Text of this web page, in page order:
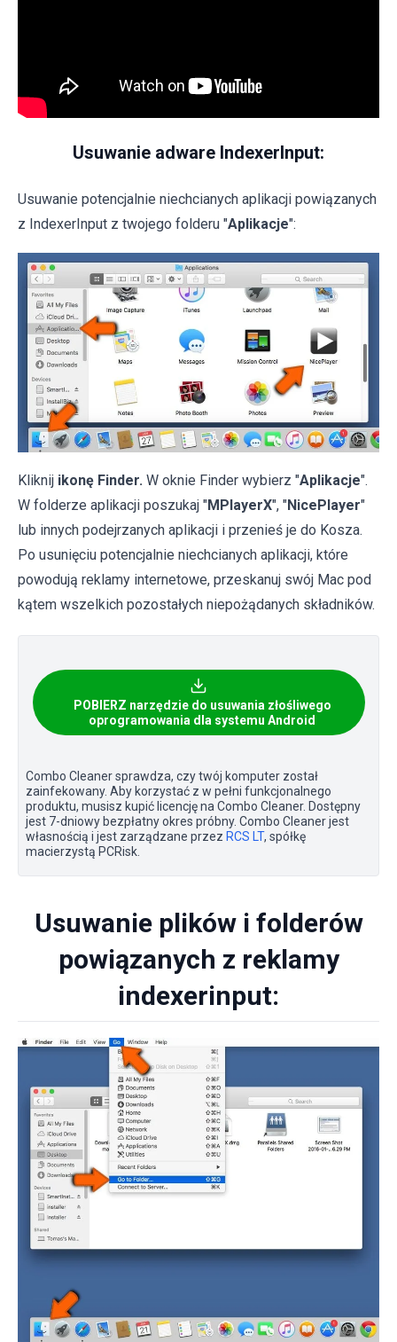
Usuwanie adware IndexerInput:
Usuwanie potencjalnie niechcianych aplikacji powiązanych
z IndexerInput z twojego folderu "Aplikacje":
Kliknij ikonę Finder. W oknie Finder wybierz "Aplikacje".
W folderze aplikacji poszukaj "MPlayerX", "NicePlayer"
lub innych podejrzanych aplikacji i przenieś je do Kosza.
Po usunięciu potencjalnie niechcianych aplikacji, które
powodują reklamy internetowe, przeskanuj swój Mac pod
kątem wszelkich pozostałych niepożądanych składników.
POBIERZ narzędzie do usuwania złośliwego
oprogramowania dla systemu Android
Combo Cleaner sprawdza, czy twój komputer został
zainfekowany. Aby korzystać z w pełni funkcjonalnego
produktu, musisz kupić licencję na Combo Cleaner. Dostępny
jest 7-dniowy bezpłatny okres próbny. Combo Cleaner jest
własnością i jest zarządzane przez RCS LT, spółkę
macierzystą PCRisk.
Usuwanie plików i folderów
powiązanych z reklamy
indexerinput: